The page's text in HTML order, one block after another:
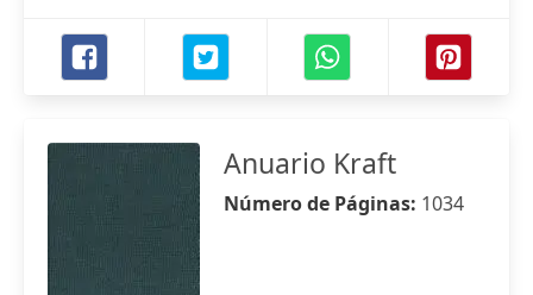
Anuario Kraft
Número de Páginas: 1034